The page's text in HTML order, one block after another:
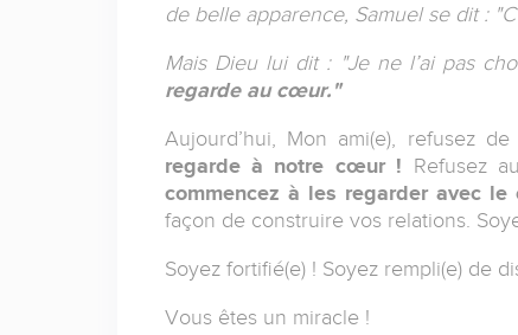
de belle apparence, Samuel se dit :
Mais Dieu lui dit : "Je ne l’ai pas
regarde au cœur."
Aujourd’hui, Mon ami(e), refusez
regarde à notre cœur ! Refusez
commencez à les regarder avec
façon de construire vos relations.
Soyez fortifié(e) ! Soyez rempli(e) de
Vous êtes un miracle !